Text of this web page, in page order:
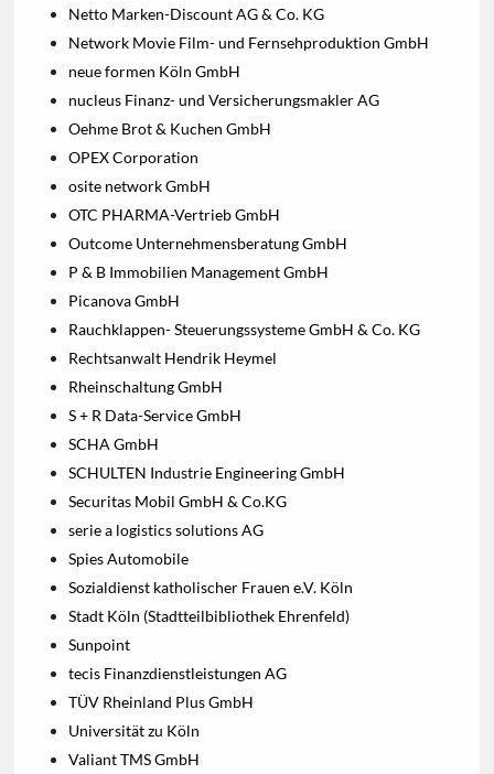
Netto Marken-Discount AG & Co. KG
Network Movie Film- und Fernsehproduktion GmbH
neue formen Köln GmbH
nucleus Finanz- und Versicherungsmakler AG
Oehme Brot & Kuchen GmbH
OPEX Corporation
osite network GmbH
OTC PHARMA-Vertrieb GmbH
Outcome Unternehmensberatung GmbH
P & B Immobilien Management GmbH
Picanova GmbH
Rauchklappen- Steuerungssysteme GmbH & Co. KG
Rechtsanwalt Hendrik Heymel
Rheinschaltung GmbH
S + R Data-Service GmbH
SCHA GmbH
SCHULTEN Industrie Engineering GmbH
Securitas Mobil GmbH & Co.KG
serie a logistics solutions AG
Spies Automobile
Sozialdienst katholischer Frauen e.V. Köln
Stadt Köln (Stadtteilbibliothek Ehrenfeld)
Sunpoint
tecis Finanzdienstleistungen AG
TÜV Rheinland Plus GmbH
Universität zu Köln
Valiant TMS GmbH